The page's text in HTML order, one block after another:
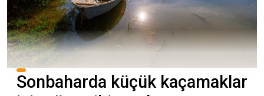
Sonbaharda küçük kaçamaklar